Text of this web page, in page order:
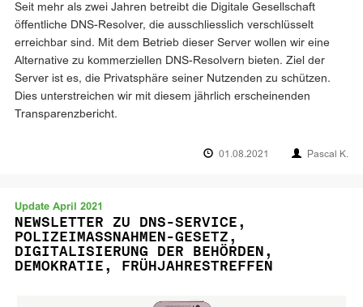
Seit mehr als zwei Jahren betreibt die Digitale Gesellschaft
öffentliche DNS-Resolver, die ausschliesslich verschlüsselt
erreichbar sind. Mit dem Betrieb dieser Server wollen wir eine
Alternative zu kommerziellen DNS-Resolvern bieten. Ziel der
Server ist es, die Privatsphäre seiner Nutzenden zu schützen.
Dies unterstreichen wir mit diesem jährlich erscheinenden
Transparenzbericht.
01.08.2021 Pascal K.
Update April 2021
NEWSLETTER ZU DNS-SERVICE,
POLIZEIMASSNAHMEN-GESETZ,
DIGITALISIERUNG DER BEHÖRDEN,
DEMOKRATIE, FRÜHJAHRESTREFFEN